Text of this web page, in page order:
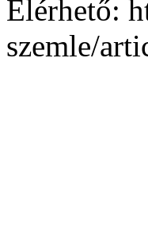
Elérhető:
szemle/